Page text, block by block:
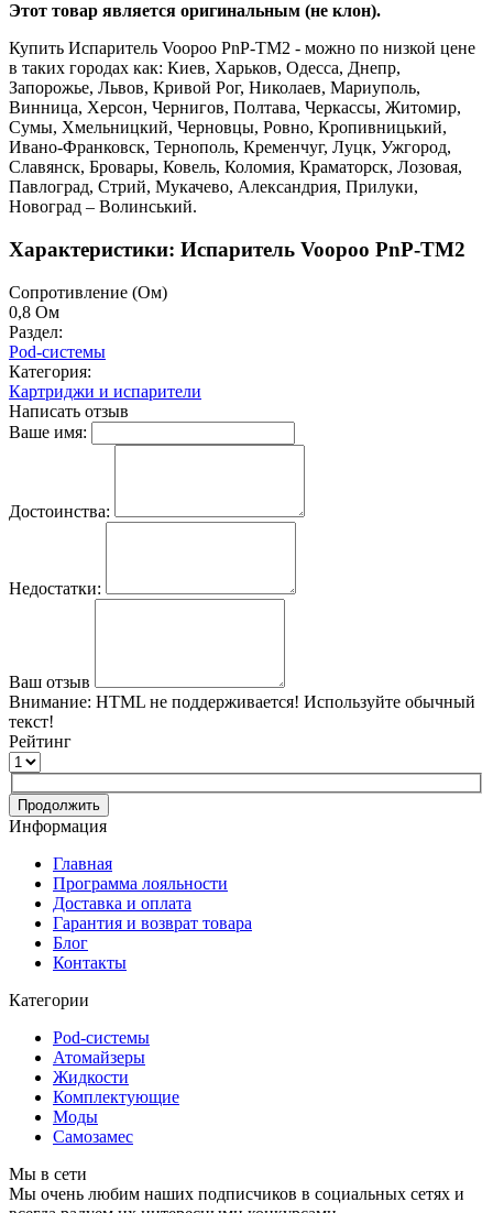
Этот товар является оригинальным (не клон).
Купить Испаритель Voopoo PnP-TM2 - можно по низкой цене
в таких городах как: Киев, Харьков, Одесса, Днепр,
Запорожье, Львов, Кривой Рог, Николаев, Мариуполь,
Винница, Херсон, Чернигов, Полтава, Черкассы, Житомир,
Сумы, Хмельницкий, Черновцы, Ровно, Кропивницький,
Ивано-Франковск, Тернополь, Кременчуг, Луцк, Ужгород,
Славянск, Бровары, Ковель, Коломия, Краматорск, Лозовая,
Павлоград, Стрий, Мукачево, Александрия, Прилуки,
Новоград – Волинський.
Характеристики: Испаритель Voopoo PnP-TM2
Cопротивление (Ом)
0,8 Ом
Раздел:
Pod-системы
Категория:
Картриджи и испарители
Написать отзыв
Ваше имя:
Достоинства:
Недостатки:
Ваш отзыв
Внимание: HTML не поддерживается! Используйте обычный
текст!
Рейтинг
Продолжить
Информация
Главная
Программа лояльности
Доставка и оплата
Гарантия и возврат товара
Блог
Контакты
Категории
Pod-системы
Атомайзеры
Жидкости
Комплектующие
Моды
Самозамес
Мы в сети
Мы очень любим наших подписчиков в социальных сетях и